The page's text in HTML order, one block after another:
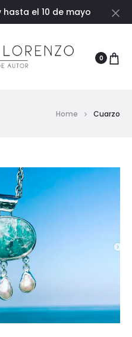
el 10 de mayo
0
Home Cuarzo